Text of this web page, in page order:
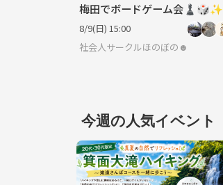
梅田でボードゲーム会♟️🎲✨
8/9(日) 15:00
社会人サークルほのぼの☻
今週の人気イベント